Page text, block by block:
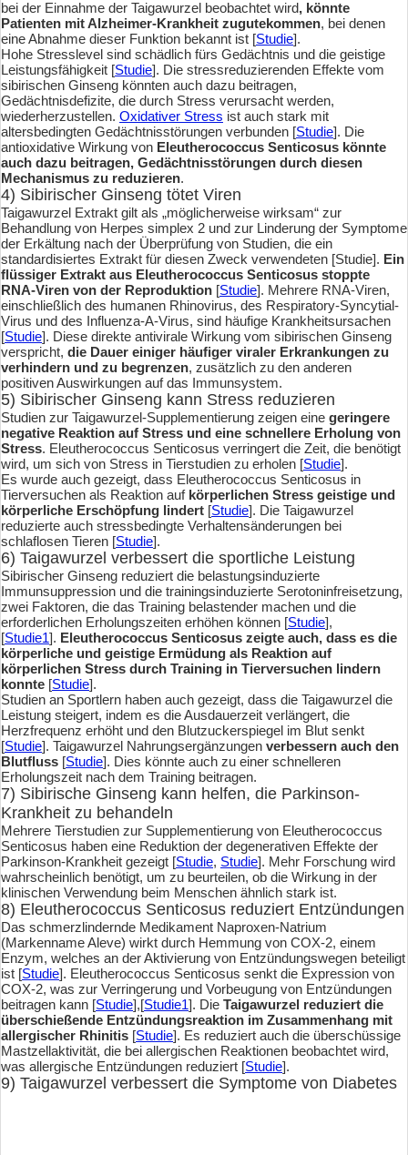
bei der Einnahme der Taigawurzel beobachtet wird, könnte
Patienten mit Alzheimer-Krankheit zugutekommen, bei denen
eine Abnahme dieser Funktion bekannt ist [Studie].
Hohe Stresslevel sind schädlich fürs Gedächtnis und die geistige
Leistungsfähigkeit [Studie]. Die stressreduzierenden Effekte vom
sibirischen Ginseng könnten auch dazu beitragen,
Gedächtnisdefizite, die durch Stress verursacht werden,
wiederherzustellen. Oxidativer Stress ist auch stark mit
altersbedingten Gedächtnisstörungen verbunden [Studie]. Die
antioxidative Wirkung von Eleutherococcus Senticosus könnte
auch dazu beitragen, Gedächtnisstörungen durch diesen
Mechanismus zu reduzieren.
4) Sibirischer Ginseng tötet Viren
Taigawurzel Extrakt gilt als „möglicherweise wirksam“ zur
Behandlung von Herpes simplex 2 und zur Linderung der Symptome
der Erkältung nach der Überprüfung von Studien, die ein
standardisiertes Extrakt für diesen Zweck verwendeten [Studie]. Ein
flüssiger Extrakt aus Eleutherococcus Senticosus stoppte
RNA-Viren von der Reproduktion [Studie]. Mehrere RNA-Viren,
einschließlich des humanen Rhinovirus, des Respiratory-Syncytial-
Virus und des Influenza-A-Virus, sind häufige Krankheitsursachen
[Studie]. Diese direkte antivirale Wirkung vom sibirischen Ginseng
verspricht, die Dauer einiger häufiger viraler Erkrankungen zu
verhindern und zu begrenzen, zusätzlich zu den anderen
positiven Auswirkungen auf das Immunsystem.
5) Sibirischer Ginseng kann Stress reduzieren
Studien zur Taigawurzel-Supplementierung zeigen eine geringere
negative Reaktion auf Stress und eine schnellere Erholung von
Stress. Eleutherococcus Senticosus verringert die Zeit, die benötigt
wird, um sich von Stress in Tierstudien zu erholen [Studie].
Es wurde auch gezeigt, dass Eleutherococcus Senticosus in
Tierversuchen als Reaktion auf körperlichen Stress geistige und
körperliche Erschöpfung lindert [Studie]. Die Taigawurzel
reduzierte auch stressbedingte Verhaltensänderungen bei
schlaflosen Tieren [Studie].
6) Taigawurzel verbessert die sportliche Leistung
Sibirischer Ginseng reduziert die belastungsinduzierte
Immunsuppression und die trainingsinduzierte Serotoninfreisetzung,
zwei Faktoren, die das Training belastender machen und die
erforderlichen Erholungszeiten erhöhen können [Studie],
[Studie1]. Eleutherococcus Senticosus zeigte auch, dass es die
körperliche und geistige Ermüdung als Reaktion auf
körperlichen Stress durch Training in Tierversuchen lindern
konnte [Studie].
Studien an Sportlern haben auch gezeigt, dass die Taigawurzel die
Leistung steigert, indem es die Ausdauerzeit verlängert, die
Herzfrequenz erhöht und den Blutzuckerspiegel im Blut senkt
[Studie]. Taigawurzel Nahrungsergänzungen verbessern auch den
Blutfluss [Studie]. Dies könnte auch zu einer schnelleren
Erholungszeit nach dem Training beitragen.
7) Sibirische Ginseng kann helfen, die Parkinson-
Krankheit zu behandeln
Mehrere Tierstudien zur Supplementierung von Eleutherococcus
Senticosus haben eine Reduktion der degenerativen Effekte der
Parkinson-Krankheit gezeigt [Studie, Studie]. Mehr Forschung wird
wahrscheinlich benötigt, um zu beurteilen, ob die Wirkung in der
klinischen Verwendung beim Menschen ähnlich stark ist.
8) Eleutherococcus Senticosus reduziert Entzündungen
Das schmerzlindernde Medikament Naproxen-Natrium
(Markenname Aleve) wirkt durch Hemmung von COX-2, einem
Enzym, welches an der Aktivierung von Entzündungswegen beteiligt
ist [Studie]. Eleutherococcus Senticosus senkt die Expression von
COX-2, was zur Verringerung und Vorbeugung von Entzündungen
beitragen kann [Studie],[Studie1]. Die Taigawurzel reduziert die
überschießende Entzündungsreaktion im Zusammenhang mit
allergischer Rhinitis [Studie]. Es reduziert auch die überschüssige
Mastzellaktivität, die bei allergischen Reaktionen beobachtet wird,
was allergische Entzündungen reduziert [Studie].
9) Taigawurzel verbessert die Symptome von Diabetes